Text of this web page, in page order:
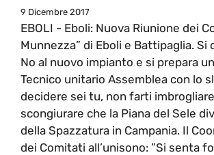
9 Dicembre 2017
EBOLI - Eboli: Nuova Riunione dei
Munnezza” di Eboli e Battipaglia. Si
No al nuovo impianto e si prepara
Tecnico unitario Assemblea con lo
decidere sei tu, non farti
scongiurare che la Piana del Sele
della Spazzatura in Campania. Il
dei Comitati all’unisono: ”Si senta